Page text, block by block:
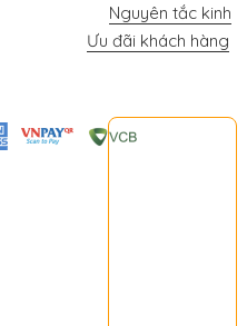
Nguyên tắc kinh
Ưu đãi khách hàng